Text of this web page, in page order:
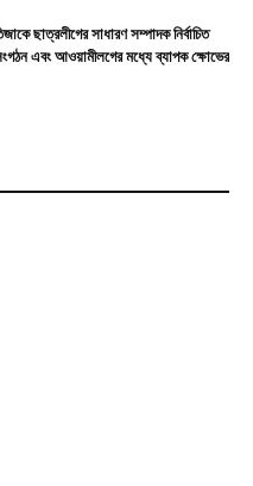
ছাত্রলীগের সাধারণ সম্পাদক নির্বাচিত
এবং আওয়ামীলগের মধ্যে ব্যাপক ক্ষোভের